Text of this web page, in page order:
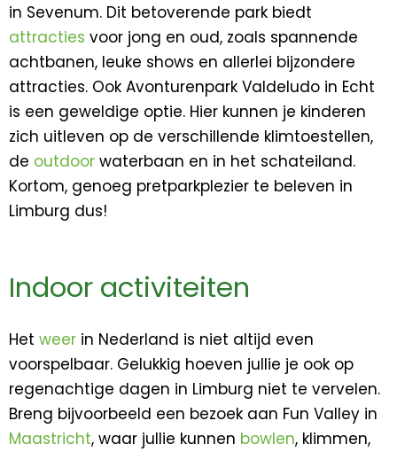
in Sevenum. Dit betoverende park biedt
attracties voor jong en oud, zoals spannende
achtbanen, leuke shows en allerlei bijzondere
attracties. Ook Avonturenpark Valdeludo in Echt
is een geweldige optie. Hier kunnen je kinderen
zich uitleven op de verschillende klimtoestellen,
de outdoor waterbaan en in het schateiland.
Kortom, genoeg pretparkplezier te beleven in
Limburg dus!
Indoor activiteiten
Het weer in Nederland is niet altijd even
voorspelbaar. Gelukkig hoeven jullie je ook op
regenachtige dagen in Limburg niet te vervelen.
Breng bijvoorbeeld een bezoek aan Fun Valley in
Maastricht, waar jullie kunnen bowlen, klimmen,